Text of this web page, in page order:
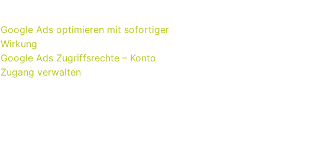
Google Ads optimieren mit sofortiger
Wirkung
Google Ads Zugriffsrechte – Konto
Zugang verwalten